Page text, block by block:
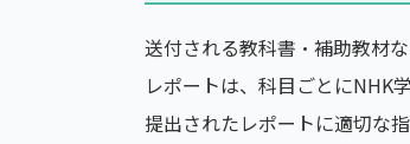
送付される教科書・補助教材
レポートは、科目ごとにNHK
提出されたレポートに適切な